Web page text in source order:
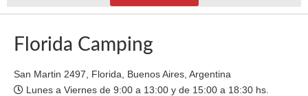
Florida Camping
San Martin 2497, Florida, Buenos Aires, Argentina
Lunes a Viernes de 9:00 a 13:00 y de 15:00 a 18:30 hs.